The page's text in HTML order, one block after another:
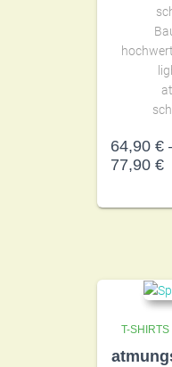
64,90 €
77,90 €
T-